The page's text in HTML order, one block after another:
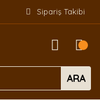
Sipariş Takibi
ARA